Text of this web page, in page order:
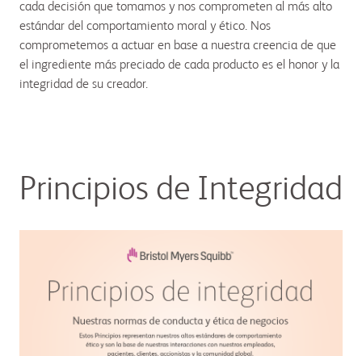
cada decisión que tomamos y nos comprometen al más alto
estándar del comportamiento moral y ético. Nos
comprometemos a actuar en base a nuestra creencia de que
el ingrediente más preciado de cada producto es el honor y la
integridad de su creador.
Principios de Integridad